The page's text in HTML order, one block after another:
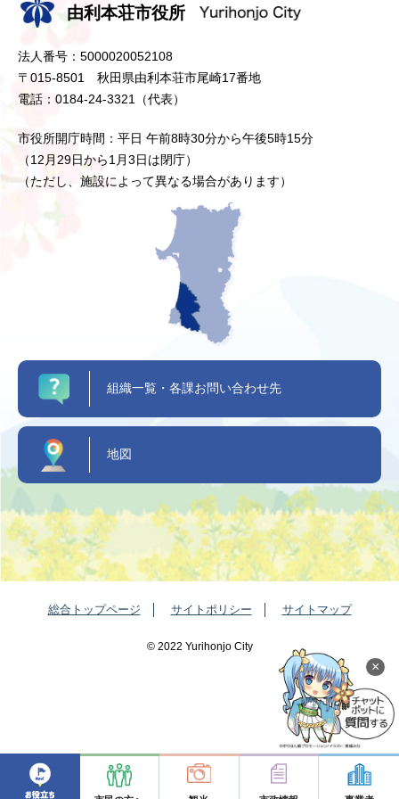
×
由利本荘市役所
法人番号：5000020052108
〒015-8501 秋田県由利本荘市尾崎17番地
電話：0184-24-3321（代表）
市役所開庁時間：平日 午前8時30分から午後5時15分
（12月29日から1月3日は閉庁）
（ただし、施設によって異なる場合があります）
組織一覧・各課お問い合わせ先
地図
総合トップページ サイトポリシー サイトマップ
©️ 2022 Yurihonjo City